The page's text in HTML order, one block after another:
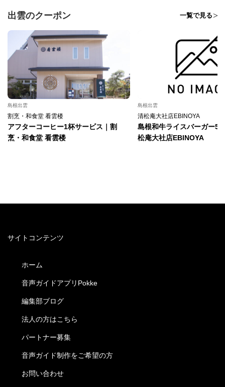
出雲のクーポン 一覧で見る
島根出雲
割烹・和食堂 看雲楼
アフターコーヒー1杯サービス｜割
烹・和食堂 看雲楼
島根出雲
清松庵大社店EBINOYA
島根和牛ライスバーガー50
松庵大社店EBINOYA
サイトコンテンツ
ホーム
音声ガイドアプリPokke
編集部ブログ
法人の方はこちら
パートナー募集
音声ガイド制作をご希望の方
お問い合わせ